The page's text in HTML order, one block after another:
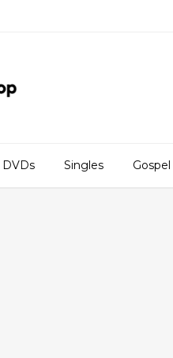
DVDs Singles Gospel